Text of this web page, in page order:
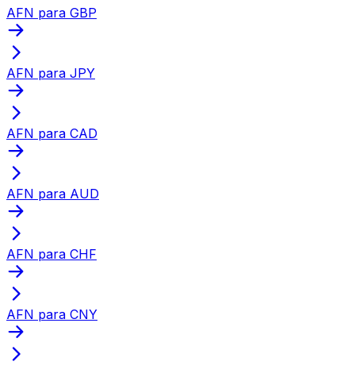
AFN para GBP
AFN para JPY
AFN para CAD
AFN para AUD
AFN para CHF
AFN para CNY